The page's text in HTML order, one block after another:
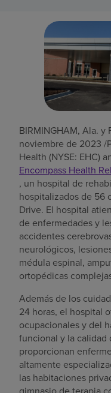
BIRMINGHAM, Ala. y
noviembre de 2023 /
Health (NYSE: EHC)
Encompass Health
, un hospital de
hospitalizados de 56
Drive. El hospital
de enfermedades y
accidentes
neurológicos,
médula espinal,
ortopédicas
Además de los
24 horas, el hospital
ocupacionales y del
funcional y la calidad
proporcionan
altamente
las habitaciones